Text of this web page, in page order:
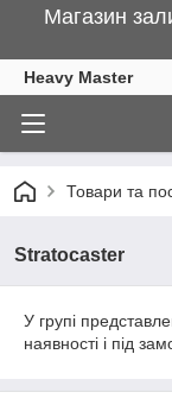
Магазин
Heavy Master
Товари та
Stratocaster
У групі
наявності і під